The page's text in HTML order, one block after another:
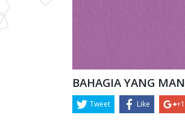
BAHAGIA YANG
Tweet Like +1